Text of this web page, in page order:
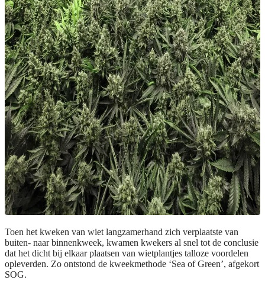
Toen het kweken van wiet langzamerhand zich verplaatste van
buiten- naar binnenkweek, kwamen kwekers al snel tot de conclusie
dat het dicht bij elkaar plaatsen van wietplantjes talloze voordelen
opleverden. Zo ontstond de kweekmethode ‘Sea of Green’, afgekort
SOG.